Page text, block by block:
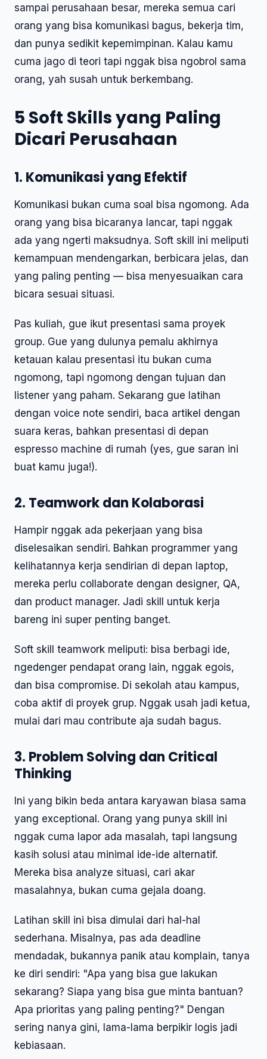
sampai perusahaan besar, mereka semua cari
orang yang bisa komunikasi bagus, bekerja tim,
dan punya sedikit kepemimpinan. Kalau kamu
cuma jago di teori tapi nggak bisa ngobrol sama
orang, yah susah untuk berkembang.
5 Soft Skills yang Paling
Dicari Perusahaan
1. Komunikasi yang Efektif
Komunikasi bukan cuma soal bisa ngomong. Ada
orang yang bisa bicaranya lancar, tapi nggak
ada yang ngerti maksudnya. Soft skill ini meliputi
kemampuan mendengarkan, berbicara jelas, dan
yang paling penting — bisa menyesuaikan cara
bicara sesuai situasi.
Pas kuliah, gue ikut presentasi sama proyek
group. Gue yang dulunya pemalu akhirnya
ketauan kalau presentasi itu bukan cuma
ngomong, tapi ngomong dengan tujuan dan
listener yang paham. Sekarang gue latihan
dengan voice note sendiri, baca artikel dengan
suara keras, bahkan presentasi di depan
espresso machine di rumah (yes, gue saran ini
buat kamu juga!).
2. Teamwork dan Kolaborasi
Hampir nggak ada pekerjaan yang bisa
diselesaikan sendiri. Bahkan programmer yang
kelihatannya kerja sendirian di depan laptop,
mereka perlu collaborate dengan designer, QA,
dan product manager. Jadi skill untuk kerja
bareng ini super penting banget.
Soft skill teamwork meliputi: bisa berbagi ide,
ngedenger pendapat orang lain, nggak egois,
dan bisa compromise. Di sekolah atau kampus,
coba aktif di proyek grup. Nggak usah jadi ketua,
mulai dari mau contribute aja sudah bagus.
3. Problem Solving dan Critical
Thinking
Ini yang bikin beda antara karyawan biasa sama
yang exceptional. Orang yang punya skill ini
nggak cuma lapor ada masalah, tapi langsung
kasih solusi atau minimal ide-ide alternatif.
Mereka bisa analyze situasi, cari akar
masalahnya, bukan cuma gejala doang.
Latihan skill ini bisa dimulai dari hal-hal
sederhana. Misalnya, pas ada deadline
mendadak, bukannya panik atau komplain, tanya
ke diri sendiri: "Apa yang bisa gue lakukan
sekarang? Siapa yang bisa gue minta bantuan?
Apa prioritas yang paling penting?" Dengan
sering nanya gini, lama-lama berpikir logis jadi
kebiasaan.